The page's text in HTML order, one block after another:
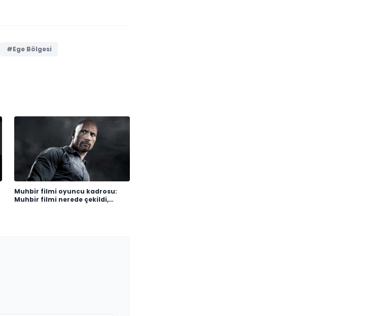
#Ege Bölgesi
Muhbir filmi oyuncu kadrosu:
Muhbir filmi nerede çekildi,